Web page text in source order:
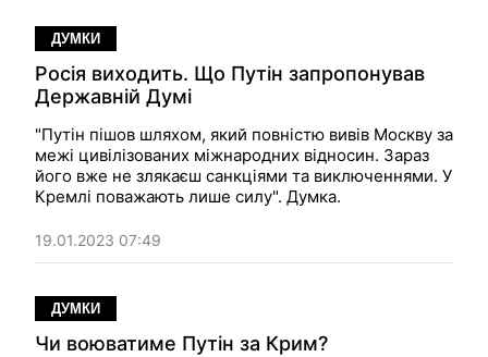
— весь сенс". Думка.
ДУМКИ
Росія виходить. Що Путін запропонував
Державній Думі
"Путін пішов шляхом, який повністю вивів Москву за
межі цивілізованих міжнародних відносин. Зараз
його вже не злякаєш санкціями та виключеннями. У
Кремлі поважають лише силу". Думка.
19.01.2023 07:49
ДУМКИ
Чи воюватиме Путін за Крим?